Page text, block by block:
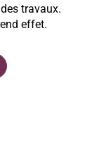
travaux.
effet.